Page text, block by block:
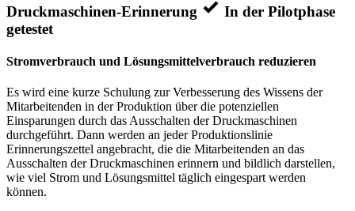
Druckmaschinen-Erinnerung
In der Pilotphase
getestet
Stromverbrauch und Lösungsmittelverbrauch reduzieren
Es wird eine kurze Schulung zur Verbesserung des Wissens der
Mitarbeitenden in der Produktion über die potenziellen
Einsparungen durch das Ausschalten der Druckmaschinen
durchgeführt. Dann werden an jeder Produktionslinie
Erinnerungszettel angebracht, die die Mitarbeitenden an das
Ausschalten der Druckmaschinen erinnern und bildlich darstellen,
wie viel Strom und Lösungsmittel täglich eingespart werden
können.